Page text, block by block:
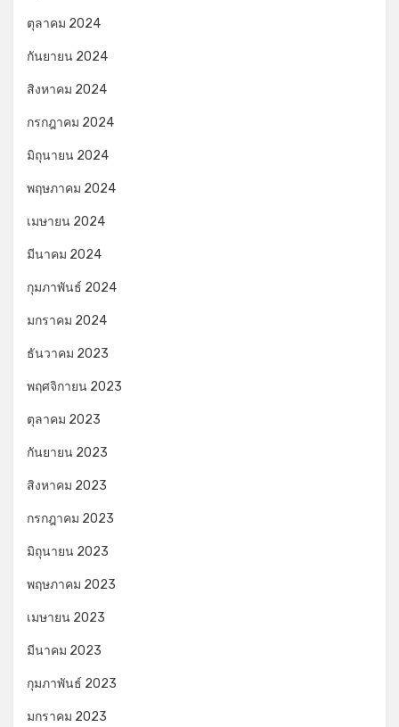
ตุลาคม 2024
กันยายน 2024
สิงหาคม 2024
กรกฎาคม 2024
มิถุนายน 2024
พฤษภาคม 2024
เมษายน 2024
มีนาคม 2024
กุมภาพันธ์ 2024
มกราคม 2024
ธันวาคม 2023
พฤศจิกายน 2023
ตุลาคม 2023
กันยายน 2023
สิงหาคม 2023
กรกฎาคม 2023
มิถุนายน 2023
พฤษภาคม 2023
เมษายน 2023
มีนาคม 2023
กุมภาพันธ์ 2023
มกราคม 2023